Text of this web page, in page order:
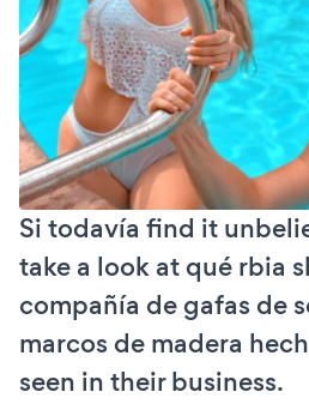
Si todavía find it
take a look at qué rbia
compañía de gafas de
marcos de madera
seen in their business.